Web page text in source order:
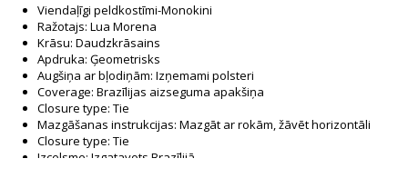
Viendaļīgi peldkostīmi-Monokini
Ražotajs: Lua Morena
Krāsu: Daudzkrāsains
Apdruka: Ģeometrisks
Augšiņa ar bļodiņām: Izņemami polsteri
Coverage: Brazīlijas aizseguma apakšiņa
Closure type: Tie
Mazgāšanas instrukcijas: Mazgāt ar rokām, žāvēt horizontāli
Closure type: Tie
Izcelsme: Izgatavots Brazīlijā